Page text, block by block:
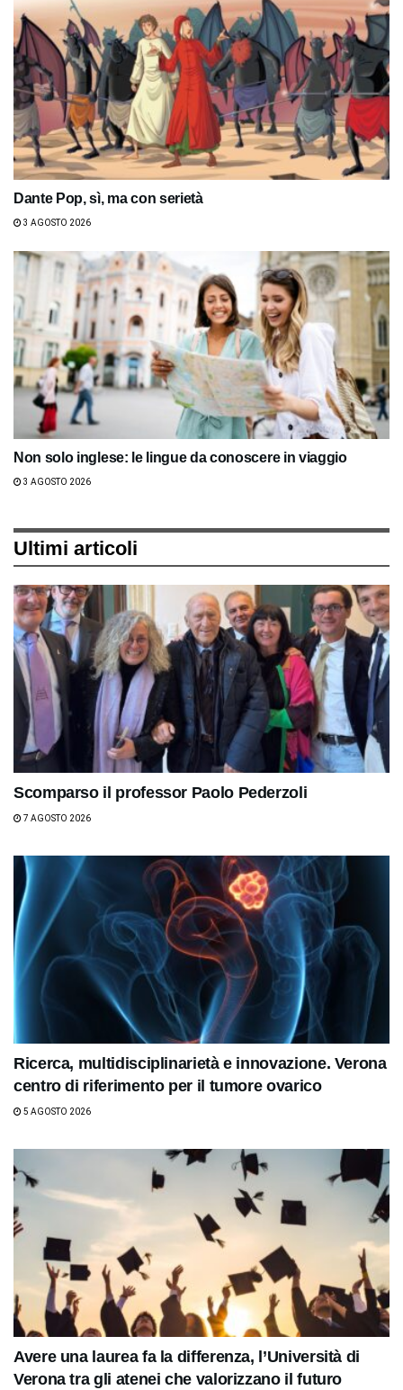
Dante Pop, sì, ma con serietà
3 AGOSTO 2026
Non solo inglese: le lingue da conoscere in viaggio
3 AGOSTO 2026
Ultimi articoli
Scomparso il professor Paolo Pederzoli
7 AGOSTO 2026
Ricerca, multidisciplinarietà e innovazione. Verona
centro di riferimento per il tumore ovarico
5 AGOSTO 2026
Avere una laurea fa la differenza, l’Università di
Verona tra gli atenei che valorizzano il futuro